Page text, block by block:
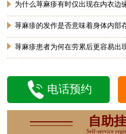
为什么荨麻疹有时仅出现在内衣边
荨麻疹的发作是否意味着身体内部
荨麻疹患者为何在劳累后更容易出
电话预约
自助
Self-service